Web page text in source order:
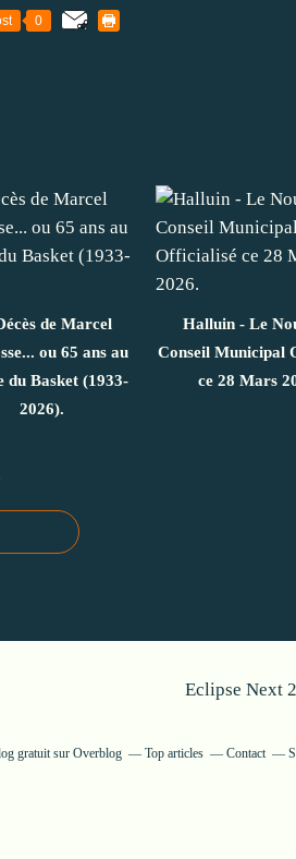
0
de Marcel
ou 65 ans au
du Basket (1933-
2026).
Halluin - Le
Conseil Municipal
ce 28 Mars
Eclipse Next
gratuit sur Overblog Top articles Contact